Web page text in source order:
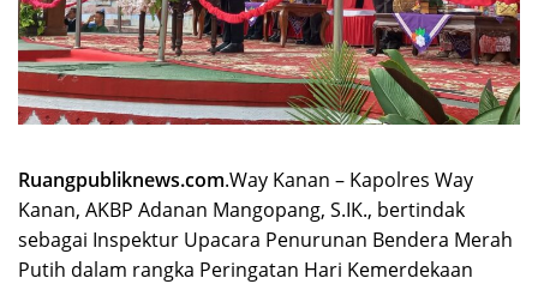
Ruangpubliknews.com.Way Kanan – Kapolres Way
Kanan, AKBP Adanan Mangopang, S.IK., bertindak
sebagai Inspektur Upacara Penurunan Bendera Merah
Putih dalam rangka Peringatan Hari Kemerdekaan